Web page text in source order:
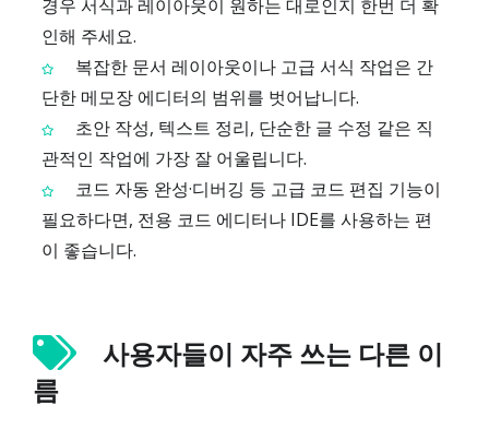
경우 서식과 레이아웃이 원하는 대로인지 한번 더 확
인해 주세요.
복잡한 문서 레이아웃이나 고급 서식 작업은 간
단한 메모장 에디터의 범위를 벗어납니다.
초안 작성, 텍스트 정리, 단순한 글 수정 같은 직
관적인 작업에 가장 잘 어울립니다.
코드 자동 완성·디버깅 등 고급 코드 편집 기능이
필요하다면, 전용 코드 에디터나 IDE를 사용하는 편
이 좋습니다.
사용자들이 자주 쓰는 다른 이
름